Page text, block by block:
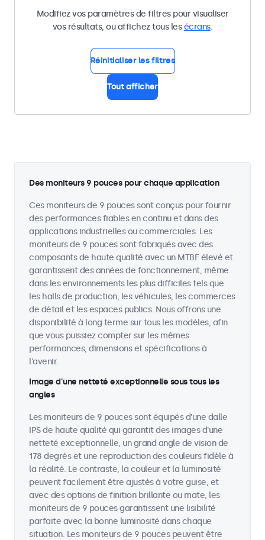
Modifiez vos paramètres de filtres pour visualiser
vos résultats, ou affichez tous lesécrans.
Réinitialiser les filtres
Tout afficher
Des moniteurs 9 pouces pour chaque application
Ces moniteurs de 9 pouces sont conçus pour fournir
des performances fiables en continu et dans des
applications industrielles ou commerciales. Les
moniteurs de 9 pouces sont fabriqués avec des
composants de haute qualité avec un MTBF élevé et
garantissent des années de fonctionnement, même
dans les environnements les plus difficiles tels que
les halls de production, les véhicules, les commerces
de détail et les espaces publics. Nous offrons une
disponibilité à long terme sur tous les modèles, afin
que vous puissiez compter sur les mêmes
performances, dimensions et spécifications à
l'avenir.
Image d'une netteté exceptionnelle sous tous les
angles
Les moniteurs de 9 pouces sont équipés d'une dalle
IPS de haute qualité qui garantit des images d'une
netteté exceptionnelle, un grand angle de vision de
178 degrés et une reproduction des couleurs fidèle à
la réalité. Le contraste, la couleur et la luminosité
peuvent facilement être ajustés à votre guise, et
avec des options de finition brillante ou mate, les
moniteurs de 9 pouces garantissent une lisibilité
parfaite avec la bonne luminosité dans chaque
situation. Les moniteurs de 9 pouces peuvent être